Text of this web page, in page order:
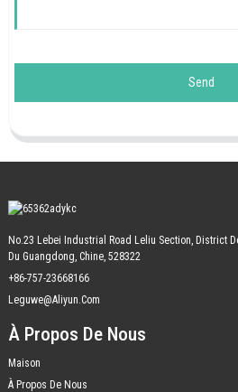
Send
No.23 Lebei Industrial Road Leliu Section, District
Du Guangdong, Chine, 528322
+86-757-23668166
Leguwe@aliyun.com
À Propos De Nous
Maison
À Propos De Nous